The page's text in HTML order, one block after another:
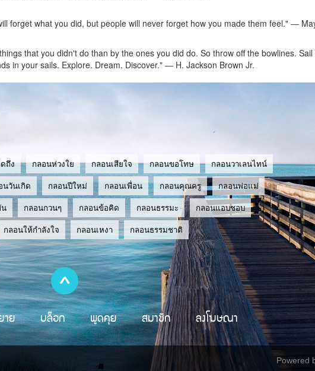
forget what you did, but people will never forget how you made them feel." ―
that you didn't do than by the ones you did do. So throw off the bowlines.
in your sails. Explore. Dream. Discover." ― H. Jackson Brown Jr.
ถึง กลอนห่วงใย กลอนเสียใจ กลอนขอโทษ กลอนวาเลนไทน์
นวันเกิด กลอนปีใหม่ กลอนเพื่อน กลอนคุณครู กลอนพ่อแม่
น กลอนกวนๆ กลอนข้อคิด กลอนธรรมะ กลอนแอบชอบ
กลอนให้กำลังใจ กลอนเหงา กลอนธรรมชาติ
าย บล็อก พูดคุย สมาชิก ลงโฆษณา
Powered